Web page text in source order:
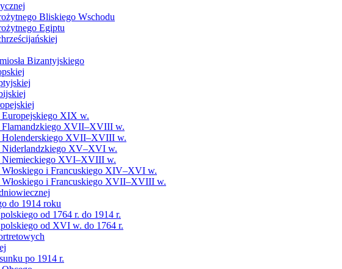
Bliskiego Wschodu
Egiptu
Bizantyjskiego
XIX w.
Flamandzkiego XVII–XVIII w.
Holenderskiego XVII–XVIII w.
Niderlandzkiego XV–XVI w.
Niemieckiego XVI–XVIII w.
i Francuskiego XIV–XVI w.
i Francuskiego XVII–XVIII w.
do 1914 roku
od 1764 r. do 1914 r.
od XVI w. do 1764 r.
po 1914 r.